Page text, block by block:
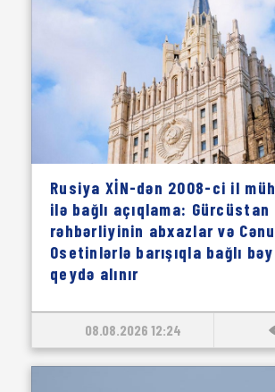
Rusiya XİN-dən 2008-ci il
ilə bağlı açıqlama: Gürcüstan
rəhbərliyinin abxazlar və
Osetinlərlə barışıqla bağlı
qeydə alınır
08.08.2026 12:24